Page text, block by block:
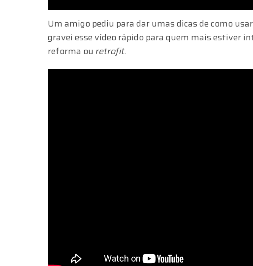
Um amigo pediu para dar umas dicas de como
gravei esse vídeo rápido para quem mais estiver
reforma ou retrofit.